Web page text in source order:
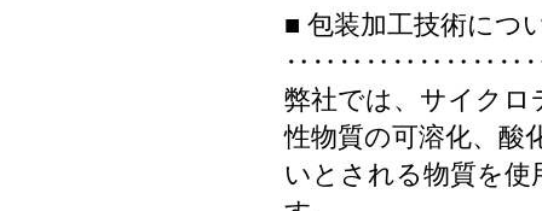
■ 包装加工技術に
弊社では、サイクロ
性物質の可溶化、酸
いとされる物質を